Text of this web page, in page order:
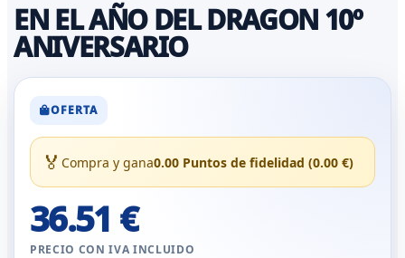
EN EL AÑO DEL DRAGON 10º
ANIVERSARIO
OFERTA
🏅 Compra y gana0.00 Puntos de fidelidad (0.00 €)
36.51 €
PRECIO CON IVA INCLUIDO